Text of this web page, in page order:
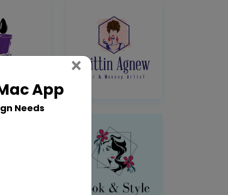
App
Needs
× Close